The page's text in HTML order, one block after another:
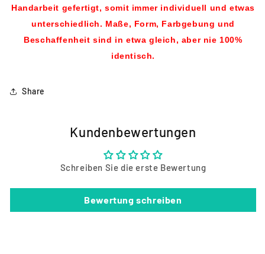
Handarbeit gefertigt, somit immer individuell und etwas
unterschiedlich. Maße, Form, Farbgebung und
Beschaffenheit sind in etwa gleich, aber nie 100%
identisch.
Share
Kundenbewertungen
Schreiben Sie die erste Bewertung
Bewertung schreiben